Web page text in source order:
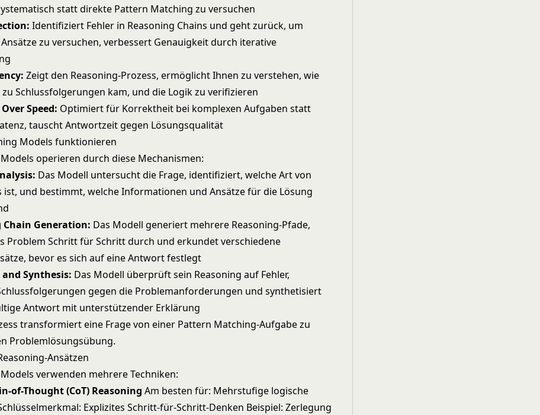
statt direkte Pattern Matching zu versuchen
Identifiziert Fehler in Reasoning Chains und geht zurück, um
zu versuchen, verbessert Genauigkeit durch iterative
Zeigt den Reasoning-Prozess, ermöglicht Ihnen zu verstehen, wie
Schlussfolgerungen kam, und die Logik zu verifizieren
Speed: Optimiert für Korrektheit bei komplexen Aufgaben statt
tauscht Antwortzeit gegen Lösungsqualität
Models funktionieren
operieren durch diese Mechanismen:
Das Modell untersucht die Frage, identifiziert, welche Art von
ist, und bestimmt, welche Informationen und Ansätze für die Lösung
Chain Generation: Das Modell generiert mehrere Reasoning-Pfade,
Problem Schritt für Schritt durch und erkundet verschiedene
bevor es sich auf eine Antwort festlegt
Synthesis: Das Modell überprüft sein Reasoning auf Fehler,
gegen die Problemanforderungen und synthetisiert
Antwort mit unterstützender Erklärung
transformiert eine Frage von einer Pattern Matching-Aufgabe zu
Problemlösungsübung.
Ansätzen
verwenden mehrere Techniken:
of-Thought (CoT) Reasoning Am besten für: Mehrstufige logische
Explizites Schritt-für-Schritt-Denken Beispiel: Zerlegung